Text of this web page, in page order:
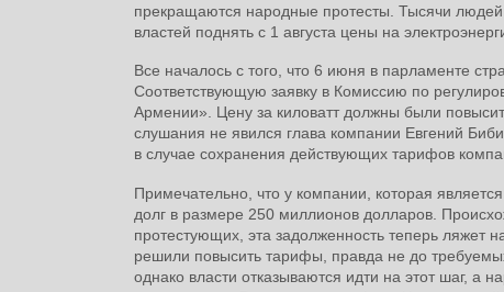
прекращаются народные протесты. Тысячи людей
властей поднять с 1 августа цены на
Все началось с того, что 6 июня в парламенте
Соответствующую заявку в Комиссию по
Армении». Цену за киловатт должны были
слушания не явился глава компании Евгений
в случае сохранения действующих тарифов
Примечательно, что у компании, которая
долг в размере 250 миллионов долларов.
протестующих, эта задолженность теперь ляжет
решили повысить тарифы, правда не до
однако власти отказываются идти на этот шаг, а